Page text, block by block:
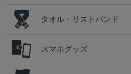
タオル・リストバンド
スマホグッズ